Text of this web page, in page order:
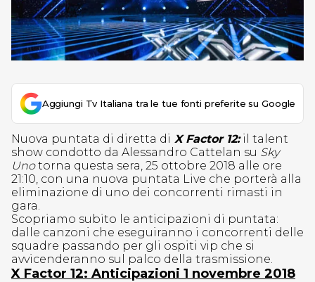
Aggiungi Tv Italiana tra le tue fonti preferite su Google
Nuova puntata di diretta di X Factor 12:il talent
show condotto da Alessandro Cattelan su Sky
Unotorna questa sera, 25 ottobre 2018 alle ore
21:10, con una nuova puntata Live che porterà alla
eliminazione di uno dei concorrenti rimasti in
gara.
Scopriamo subito le anticipazioni di puntata:
dalle canzoni che eseguiranno i concorrenti delle
squadre passando per gli ospiti vip che si
avvicenderanno sul palco della trasmissione.
X Factor 12: Anticipazioni 1 novembre 2018